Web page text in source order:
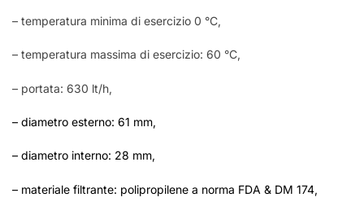
– temperatura minima di esercizio 0 °C,
– temperatura massima di esercizio: 60 °C,
– portata: 630 lt/h,
– diametro esterno: 61 mm,
– diametro interno: 28 mm,
– materiale filtrante: polipropilene a norma FDA & DM 174,